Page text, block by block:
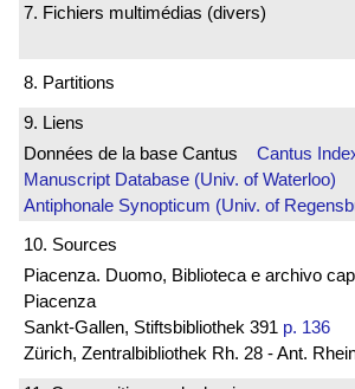
7. Fichiers multimédias (divers)
8. Partitions
9. Liens
Données de la base Cantus Cantus
Manuscript Database (Univ. of Waterloo)
Antiphonale Synopticum (Univ. of
10. Sources
Piacenza. Duomo, Biblioteca e archivo
Piacenza
Sankt-Gallen, Stiftsbibliothek 391 p. 136
Zürich, Zentralbibliothek Rh. 28 - Ant.